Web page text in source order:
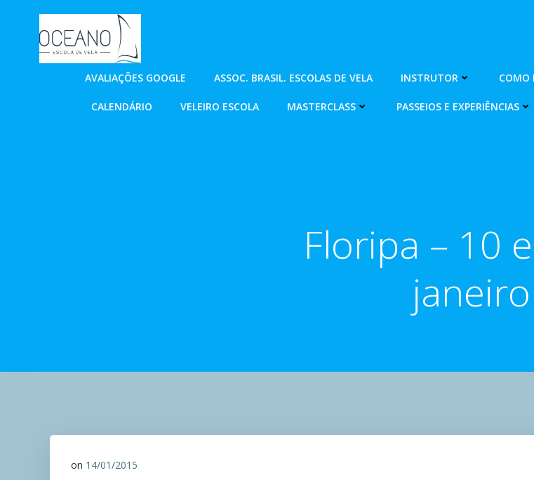
AVALIAÇÕES GOOGLE ASSOC. BRASIL. ESCOLAS DE VELA INSTRUTOR COMO
CALENDÁRIO VELEIRO ESCOLA MASTERCLASS PASSEIOS E EXPERIÊNCIAS
Floripa – 10
janeiro
on 14/01/2015